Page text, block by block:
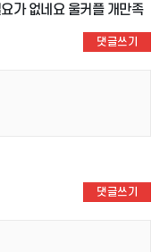
가 없네요 울커플 개만족
댓글쓰기
댓글쓰기